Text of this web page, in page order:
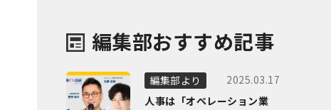
編集部おすすめ記事
編集部より
2025.03.17
人事は「オペレーション業